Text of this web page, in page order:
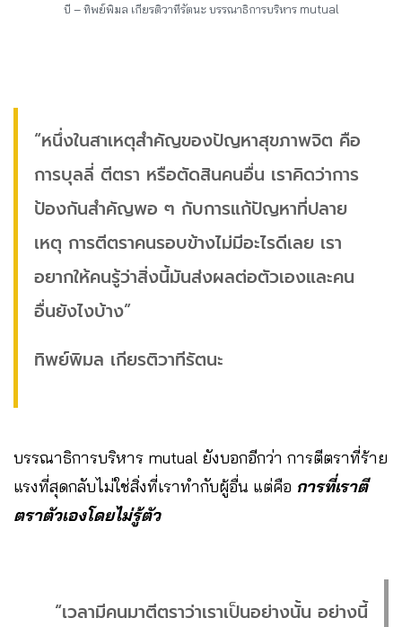
บี – ทิพย์พิมล เกียรติวาทีรัตนะ บรรณาธิการบริหาร mutual
“หนึ่งในสาเหตุสำคัญของปัญหาสุขภาพจิต คือ
การบุลลี่ ตีตรา หรือตัดสินคนอื่น เราคิดว่าการ
ป้องกันสำคัญพอ ๆ กับการแก้ปัญหาที่ปลาย
เหตุ การตีตราคนรอบข้างไม่มีอะไรดีเลย เรา
อยากให้คนรู้ว่าสิ่งนี้มันส่งผลต่อตัวเองและคน
อื่นยังไงบ้าง”
ทิพย์พิมล เกียรติวาทีรัตนะ
บรรณาธิการบริหาร mutual ยังบอกอีกว่า การตีตราที่ร้าย
แรงที่สุดกลับไม่ใช่สิ่งที่เราทำกับผู้อื่น แต่คือ การที่เราตี
ตราตัวเองโดยไม่รู้ตัว
“เวลามีคนมาตีตราว่าเราเป็นอย่างนั้น อย่างนี้